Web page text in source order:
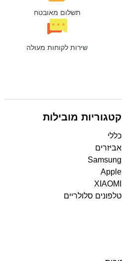
תשלום מאובטח
שירות לקוחות מעולה
קטגוריות מובילות
כללי
אביזרים
Samsung
Apple
XIAOMI
טלפונים סלולריים